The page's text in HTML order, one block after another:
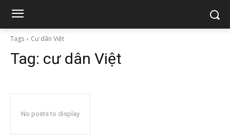
Tags Cư dân Việt
Tag: cư dân Việt
No posts to display